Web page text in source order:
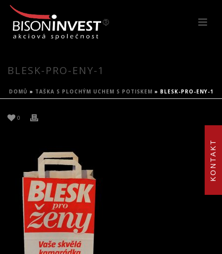
KONTAKT
BLESK-PRO-ENY-1
DOMŮ » TAŠKA S PLOCHÝM UCHEM S POTISKEM » BLESK-PRO-ENY-1
0